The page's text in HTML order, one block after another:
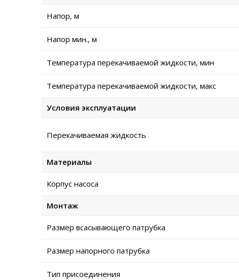
Напор, м
Напор мин., м
Температура перекачиваемой жидкости, мин
Температура перекачиваемой жидкости, макс
Условия эксплуатации
Перекачиваемая жидкость
Материалы
Корпус насоса
Монтаж
Размер всасывающего патрубка
Размер напорного патрубка
Тип присоединения